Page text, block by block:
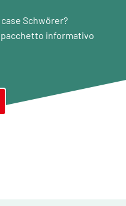
Schwörer?
informativo